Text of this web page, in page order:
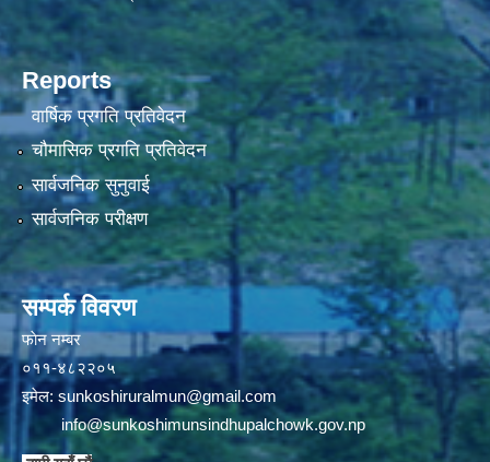
Reports
वार्षिक प्रगति प्रतिवेदन
चौमासिक प्रगति प्रतिवेदन
सार्वजनिक सुनुवाई
सार्वजनिक परीक्षण
सम्पर्क विवरण
फाेन न‌‍‍‍‌‌म्बर
०११-४८२२०५
इमेल: sunkoshiruralmun@gmail.com
info@sunkoshimunsindhupalchowk.gov.np